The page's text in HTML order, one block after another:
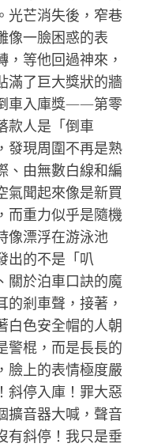
光芒消失後，窄巷
像一臉困惑的表
等他回過神來，
滿了巨大獎狀的牆
車入庫獎——第零
款人是「倒車
發現周圍不再是熟
、由無數白線和編
氣聞起來像是新買
而重力似乎是隨機
像漂浮在游泳池
出的不是「叭
關於泊車口訣的魔
剎車聲，接著，
白色安全帽的人朝
警棍，而是長長的
臉上的表情極度嚴
斜停入庫！罪大惡
擴音器大喊，聲音
有斜停！我只是垂